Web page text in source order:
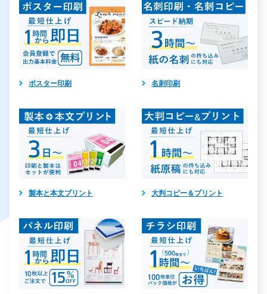
ポスター印刷 名刺印刷
製本と本文プリント 大判コピー＆プリント